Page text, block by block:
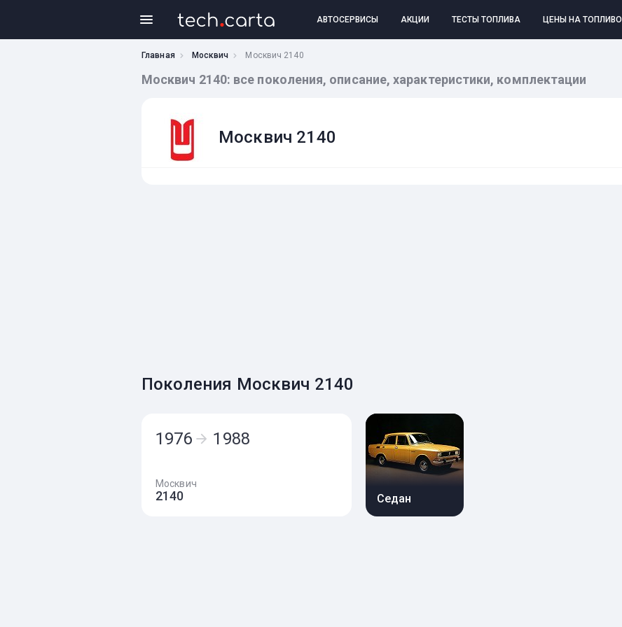
АВТОСЕРВИСЫ АКЦИИ ТЕСТЫ ТОПЛИВА ЦЕНЫ НА ТОПЛИВО
Главная Москвич Москвич 2140
Москвич 2140: все поколения, описание, характеристики, комплектации
Москвич 2140
Поколения Москвич 2140
1976 1988
Москвич
2140 Седан